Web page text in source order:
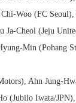
Woo (FC Seoul),
Ja-Cheol (Jeju
Min (Pohang
Ahn Jung-
(Jubilo Iwata/